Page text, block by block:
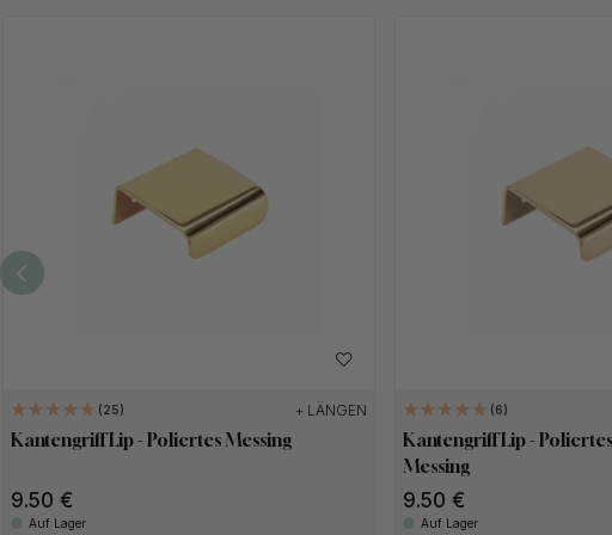
25 + LÄNGEN
Kantengriff Lip - Poliertes Messing
9.50
Auf Lager
6
Kantengriff Lip -
Messing
9.50
Auf Lager